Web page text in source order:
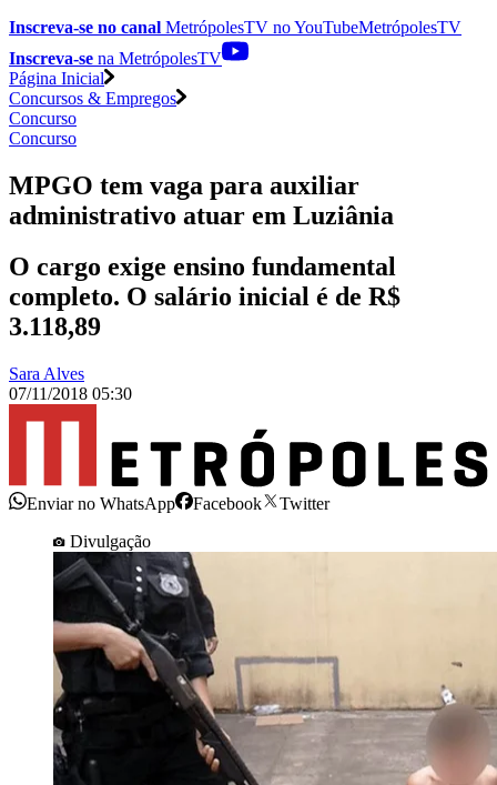
Inscreva-se no canal MetrópolesTV noYouTubeMetrópolesTV
Inscreva-se na MetrópolesTV
Página Inicial
Concursos & Empregos
Concurso
Concurso
MPGO tem vaga para auxiliar
administrativo atuar em Luziânia
O cargo exige ensino fundamental
completo. O salário inicial é de R$
3.118,89
Sara Alves
07/11/2018 05:30
Enviar no WhatsApp Facebook
Twitter
Divulgação